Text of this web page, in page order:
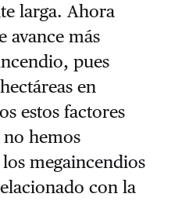
larga. Ahora
avance más
pues
en
estos factores
hemos
megaincendios
con la